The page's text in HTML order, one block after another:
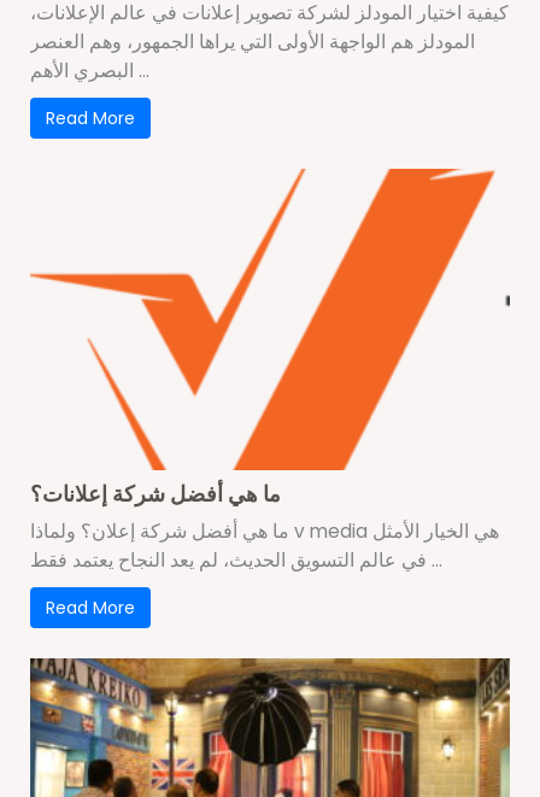
كيفية اختيار المودلز لشركة تصوير إعلانات في عالم الإعلانات،
المودلز هم الواجهة الأولى التي يراها الجمهور، وهم العنصر
البصري الأهم ...
Read More
ما هي أفضل شركة إعلانات؟
ما هي أفضل شركة إعلان؟ ولماذا v media هي الخيار الأمثل
في عالم التسويق الحديث، لم يعد النجاح يعتمد فقط ...
Read More